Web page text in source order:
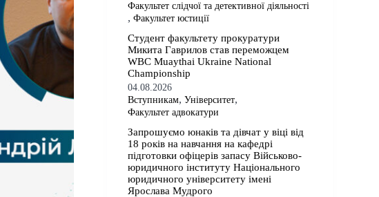
Факультет слідчої та детективної діяльності
,Факультет юстиції
Студент факультету прокуратури
Микита Гаврилов став переможцем
WBC Muaythai Ukraine National
Championship
04.08.2026
Вступникам,Університет,
Факультет адвокатури
Запрошуємо юнаків та дівчат у віці від
18 років на навчання на кафедрі
підготовки офіцерів запасу Військово-
юридичного інституту Національного
юридичного університету імені
Ярослава Мудрого